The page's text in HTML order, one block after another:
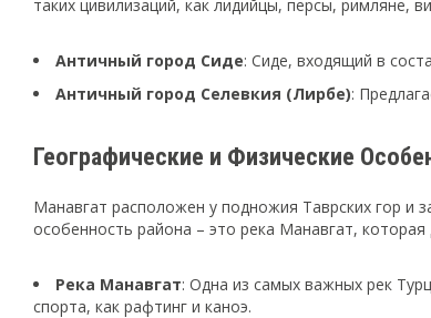
таких цивилизаций, как лидийцы, персы, римляне,
Античный город Сиде: Сиде, входящий в
Античный город Селевкия (Лирбе):
Географические и Физические
Манавгат расположен у подножия Таврских гор и
особенность района – это река Манавгат, которая
Река Манавгат: Одна из самых важных рек
спорта, как рафтинг и каноэ.